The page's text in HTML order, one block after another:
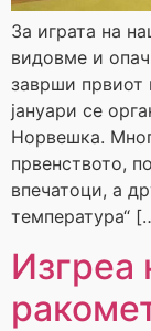
За играта на
видовме и
заврши првиот
јануари се
Норвешка.
првенството,
впечатоци, а
температура“
Изгреа